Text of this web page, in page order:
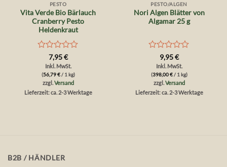
PESTO
Vita Verde Bio Bärlauch
Cranberry Pesto
Heldenkraut
Bewertet
mit
0
von
7,95€
Inkl. MwSt.
(56,79€/ 1 kg)
zzgl. Versand
Lieferzeit: ca. 2-3 Werktage
PESTO/ALGEN
Nori Algen Blätter von
Algamar 25 g
Bewertet
mit
0
von
9,95€
Inkl. MwSt.
(398,00€/ 1 kg)
zzgl. Versand
Lieferzeit: ca. 2-3 Werktage
B2B / HÄNDLER